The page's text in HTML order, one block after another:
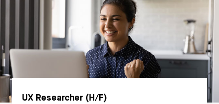
UX Researcher (H/F)